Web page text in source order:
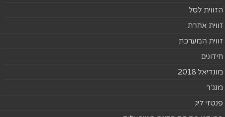
הזווית לסל
זווית אחרת
זווית המערכת
חידונים
מונדיאל 2018
מנג'ר
פנטזי ליג